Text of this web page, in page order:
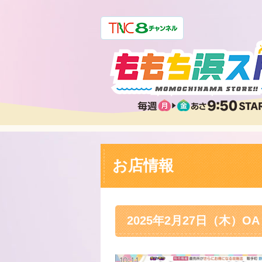
お店情報
2025年2月27日（木）OA